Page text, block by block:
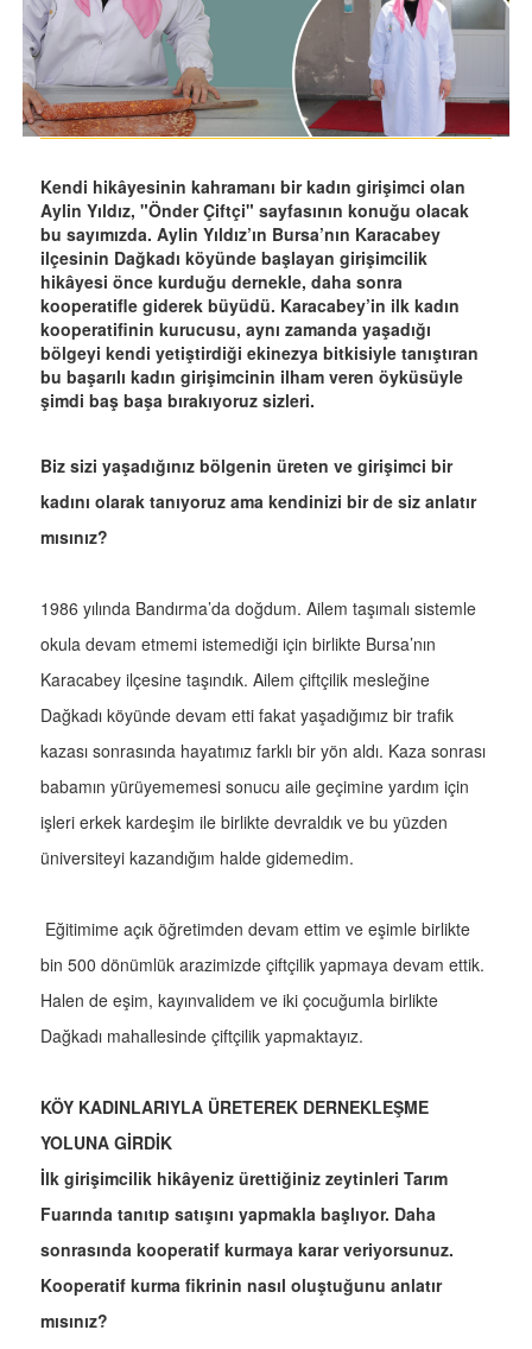
Kendi hikâyesinin kahramanı bir kadın girişimci olan
Aylin Yıldız, "Önder Çiftçi" sayfasının konuğu olacak
bu sayımızda. Aylin Yıldız’ın Bursa’nın Karacabey
ilçesinin Dağkadı köyünde başlayan girişimcilik
hikâyesi önce kurduğu dernekle, daha sonra
kooperatifle giderek büyüdü. Karacabey’in ilk kadın
kooperatifinin kurucusu, aynı zamanda yaşadığı
bölgeyi kendi yetiştirdiği ekinezya bitkisiyle tanıştıran
bu başarılı kadın girişimcinin ilham veren öyküsüyle
şimdi baş başa bırakıyoruz sizleri.
Biz sizi yaşadığınız bölgenin üreten ve girişimci bir
kadını olarak tanıyoruz ama kendinizi bir de siz anlatır
mısınız?
1986 yılında Bandırma’da doğdum. Ailem taşımalı sistemle
okula devam etmemi istemediği için birlikte Bursa’nın
Karacabey ilçesine taşındık. Ailem çiftçilik mesleğine
Dağkadı köyünde devam etti fakat yaşadığımız bir trafik
kazası sonrasında hayatımız farklı bir yön aldı. Kaza sonrası
babamın yürüyememesi sonucu aile geçimine yardım için
işleri erkek kardeşim ile birlikte devraldık ve bu yüzden
üniversiteyi kazandığım halde gidemedim.
Eğitimime açık öğretimden devam ettim ve eşimle birlikte
bin 500 dönümlük arazimizde çiftçilik yapmaya devam ettik.
Halen de eşim, kayınvalidem ve iki çocuğumla birlikte
Dağkadı mahallesinde çiftçilik yapmaktayız.
KÖY KADINLARIYLA ÜRETEREK DERNEKLEŞME
YOLUNA GİRDİK
İlk girişimcilik hikâyeniz ürettiğiniz zeytinleri Tarım
Fuarında tanıtıp satışını yapmakla başlıyor. Daha
sonrasında kooperatif kurmaya karar veriyorsunuz.
Kooperatif kurma fikrinin nasıl oluştuğunu anlatır
mısınız?